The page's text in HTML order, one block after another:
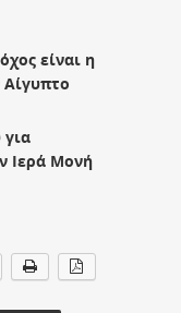
είναι η
Ιερά Μονή